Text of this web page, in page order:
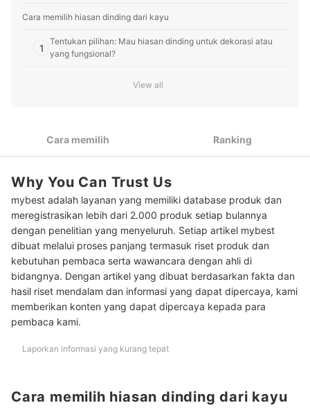
Cara memilih hiasan dinding dari kayu
1
Tentukan pilihan: Mau hiasan dinding untuk dekorasi atau
yang fungsional?
Pastikan ukurannya seimbang dengan ruangan
Digantung atau ditempel? Pilih yang paling mudah dipasang
Baca juga rekomendasi berbagai hiasan lainnya di sini
View all
Cara memilih Ranking
Why You Can Trust Us
mybest adalah layanan yang memiliki database produk dan
meregistrasikan lebih dari 2.000 produk setiap bulannya
dengan penelitian yang menyeluruh. Setiap artikel mybest
dibuat melalui proses panjang termasuk riset produk dan
kebutuhan pembaca serta wawancara dengan ahli di
bidangnya. Dengan artikel yang dibuat berdasarkan fakta dan
hasil riset mendalam dan informasi yang dapat dipercaya, kami
memberikan konten yang dapat dipercaya kepada para
pembaca kami.
Laporkan informasi yang kurang tepat
Cara memilih hiasan dinding dari kayu